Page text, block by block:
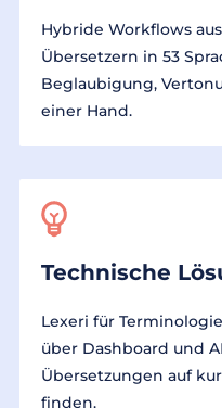
Hybride Workflows
Übersetzern in 53
Beglaubigung,
einer Hand.
Technische
Lexeri für
über Dashboard und
Übersetzungen auf
finden.